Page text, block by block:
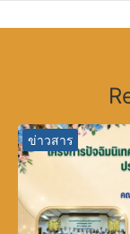
ข่าวสาร